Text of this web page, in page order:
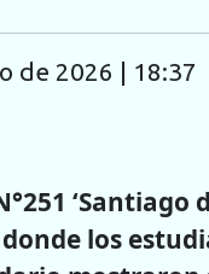
de 2026 | 18:37
‘Santiago
los